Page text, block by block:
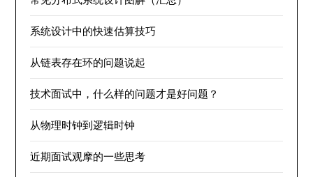
系统设计中的快速估算技巧
从链表存在环的问题说起
技术面试中，什么样的问题才是好问题？
从物理时钟到逻辑时钟
近期面试观摩的一些思考